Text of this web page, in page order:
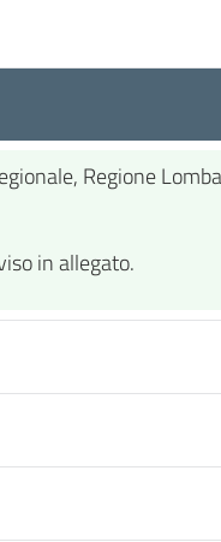
Regione
in allegato.